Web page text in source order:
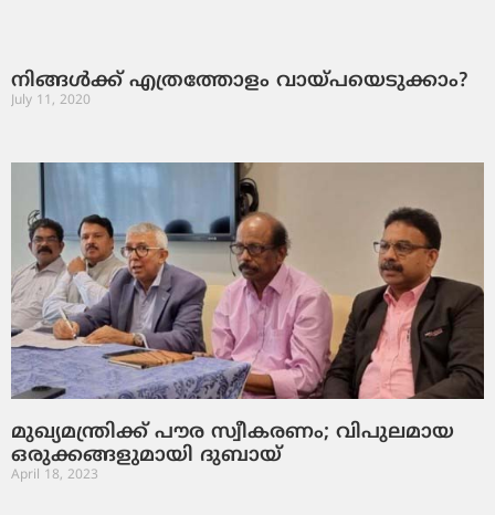
നിങ്ങള്‍ക്ക്‌ എത്രത്തോളം വായ്‌പയെടുക്കാം?
July 11, 2020
മുഖ്യമന്ത്രിക്ക് പൗര സ്വീകരണം; വിപുലമായ
ഒരുക്കങ്ങളുമായി ദുബായ്
April 18, 2023